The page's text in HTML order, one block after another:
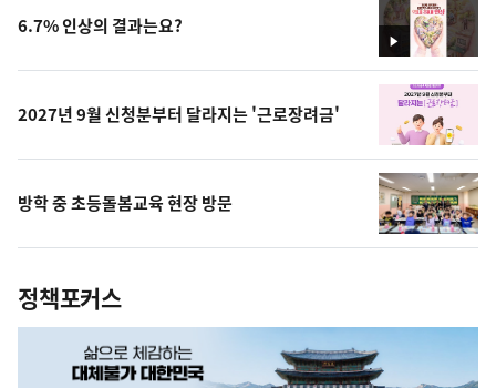
영
상
6.7% 인상의 결과는요?
2027년 9월 신청분부터 달라지는 '근로장려금'
방학 중 초등돌봄교육 현장 방문
정책포커스